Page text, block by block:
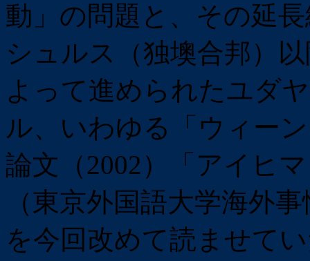
動」の問題と、その延
シュルス（独墺合邦）
よって進められたユダ
ル、いわゆる「ウィー
論文（2002）「アイヒ
（東京外国語大学海外
を今回改めて読ませて